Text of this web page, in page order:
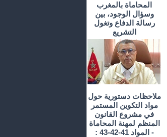
المحاماة بالمغرب
وسؤال الوجود، بين
رسالة الدفاع وتغول
التشريع
ملاحظات دستورية حول
مواد التكوين المستمر
في مشروع القانون
المنظم لمهنة المحاماة
- المواد 41-42-43 :